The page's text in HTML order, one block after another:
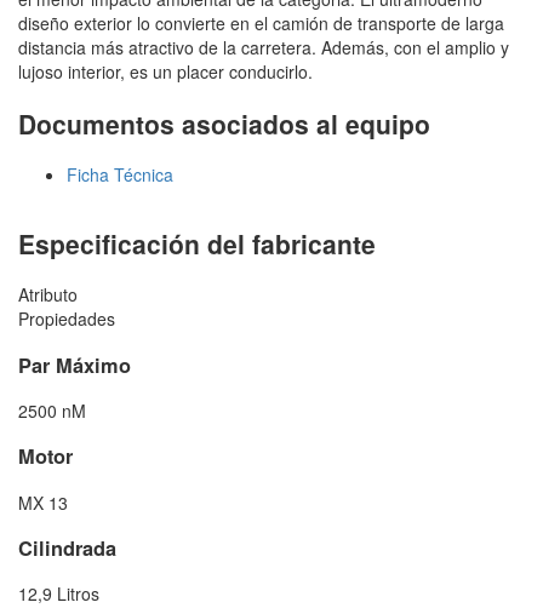
diseño exterior lo convierte en el camión de transporte de larga
distancia más atractivo de la carretera. Además, con el amplio y
lujoso interior, es un placer conducirlo.
Documentos asociados al equipo
Ficha Técnica
Especificación del fabricante
Atributo
Propiedades
Par Máximo
2500 nM
Motor
MX 13
Cilindrada
12,9 Litros